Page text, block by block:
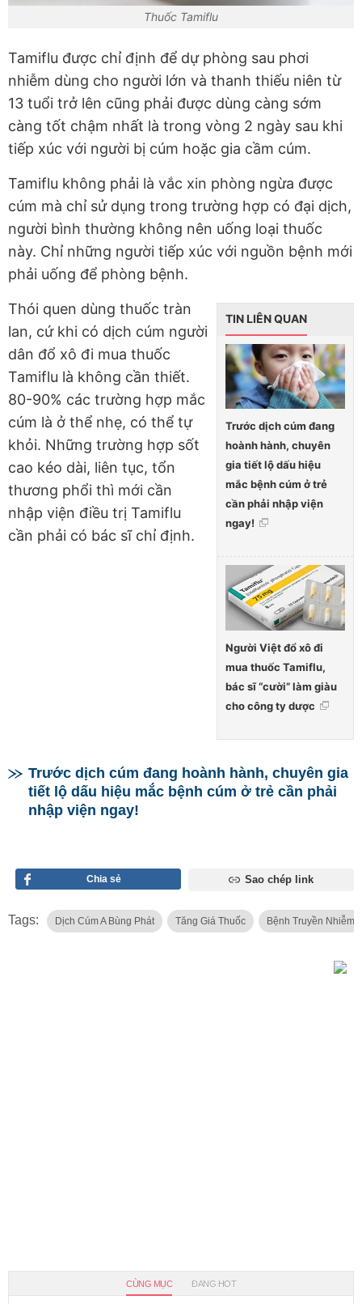
Thuốc Tamiflu
Tamiflu được chỉ định để dự phòng sau phơi
nhiễm dùng cho người lớn và thanh thiếu niên từ
13 tuổi trở lên cũng phải được dùng càng sớm
càng tốt chậm nhất là trong vòng 2 ngày sau khi
tiếp xúc với người bị cúm hoặc gia cầm cúm.
Tamiflu không phải là vắc xin phòng ngừa được
cúm mà chỉ sử dụng trong trường hợp có đại dịch,
người bình thường không nên uống loại thuốc
này. Chỉ những người tiếp xúc với nguồn bệnh mới
phải uống để phòng bệnh.
TIN LIÊN QUAN
Trước dịch cúm đang
hoành hành, chuyên
gia tiết lộ dấu hiệu
mắc bệnh cúm ở trẻ
cần phải nhập viện
ngay!
Người Việt đổ xô đi
mua thuốc Tamiflu,
bác sĩ “cười” làm giàu
cho công ty dược
Thói quen dùng thuốc tràn
lan, cứ khi có dịch cúm người
dân đổ xô đi mua thuốc
Tamiflu là không cần thiết.
80-90% các trường hợp mắc
cúm là ở thể nhẹ, có thể tự
khỏi. Những trường hợp sốt
cao kéo dài, liên tục, tổn
thương phổi thì mới cần
nhập viện điều trị Tamiflu
cần phải có bác sĩ chỉ định.
Trước dịch cúm đang hoành hành, chuyên gia
tiết lộ dấu hiệu mắc bệnh cúm ở trẻ cần phải
nhập viện ngay!
Chia sẻ Sao chép link
Tags: Dịch Cúm A Bùng Phát Tăng Giá Thuốc Bệnh Truyền Nhiễm
CÙNG MỤC ĐANG HOT